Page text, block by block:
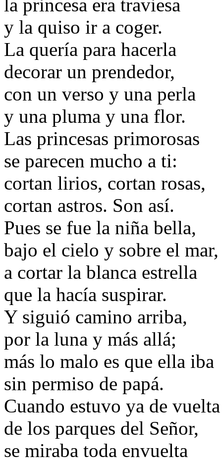
la princesa era traviesa
y la quiso ir a coger.
La quería para hacerla
decorar un prendedor,
con un verso y una perla
y una pluma y una flor.
Las princesas primorosas
se parecen mucho a ti:
cortan lirios, cortan rosas,
cortan astros. Son así.
Pues se fue la niña bella,
bajo el cielo y sobre el mar,
a cortar la blanca estrella
que la hacía suspirar.
Y siguió camino arriba,
por la luna y más allá;
más lo malo es que ella iba
sin permiso de papá.
Cuando estuvo ya de vuelta
de los parques del Señor,
se miraba toda envuelta